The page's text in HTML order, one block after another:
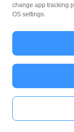
PayPay
ード＞＞
change app tracking
OS settings.